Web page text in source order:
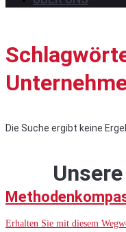
Die Suche ergibt keine
Unsere
Erhalten Sie mit diesem